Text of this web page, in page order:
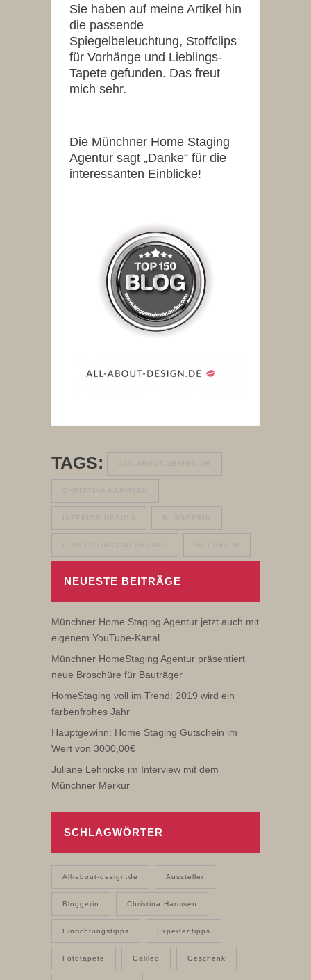
Sie haben auf meine Artikel hin
die passende
Spiegelbeleuchtung, Stoffclips
für Vorhänge und Lieblings-
Tapete gefunden. Das freut
mich sehr.
Die Münchner Home Staging
Agentur sagt „Danke“ für die
interessanten Einblicke!
TAGS: ALL-ABOUT-DESIGN.DE
CHRISTINA HARMSEN
INTERIOR DESIGN BLOGGERIN
EINRICHTUNGSBERATUNG INTERVIEW
NEUESTE BEITRÄGE
Münchner Home Staging Agentur jetzt auch mit
eigenem YouTube-Kanal
Münchner HomeStaging Agentur präsentiert
neue Broschüre für Bauträger
HomeStaging voll im Trend: 2019 wird ein
farbenfrohes Jahr
Hauptgewinn: Home Staging Gutschein im
Wert von 3000,00€
Juliane Lehnicke im Interview mit dem
Münchner Merkur
SCHLAGWÖRTER
All-about-design.de Aussteller
Bloggerin Christina Harmsen
Einrichtungstipps Expertentipps
Fototapete Galileo Geschenk